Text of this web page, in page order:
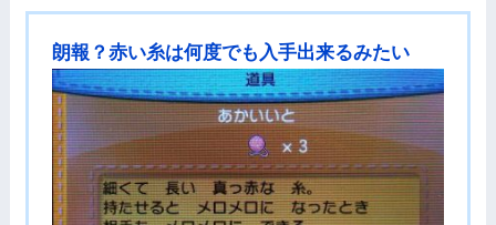
朗報？赤い糸は何度でも入手出来るみたい